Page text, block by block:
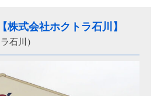
株式会社ホクトラ石川】
石川）